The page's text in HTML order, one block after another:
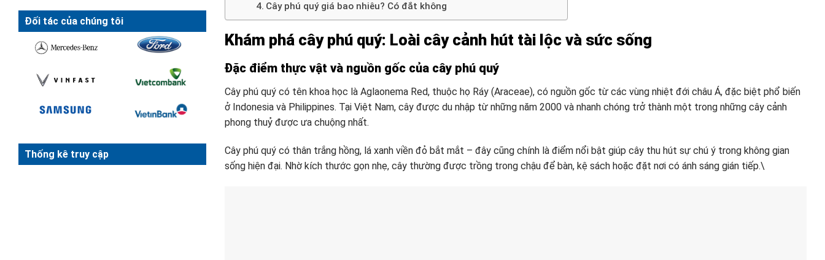
Đối tác của chúng tôi
Thống kê truy cập
Cây phú quý giá bao nhiêu? Có đắt không
Khám phá cây phú quý: Loài cây cảnh hút tài lộc và sức sống
Đặc điểm thực vật và nguồn gốc của cây phú quý
Cây phú quý có tên khoa học là Aglaonema Red, thuộc họ Ráy (Araceae), có nguồn gốc từ các vùng nhiệt đới châu Á, đặc biệt phổ biến
ở Indonesia và Philippines. Tại Việt Nam, cây được du nhập từ những năm 2000 và nhanh chóng trở thành một trong những cây cảnh
phong thuỷ được ưa chuộng nhất.
Cây phú quý có thân trắng hồng, lá xanh viền đỏ bắt mắt – đây cũng chính là điểm nổi bật giúp cây thu hút sự chú ý trong không gian
sống hiện đại. Nhờ kích thước gọn nhẹ, cây thường được trồng trong chậu để bàn, kệ sách hoặc đặt nơi có ánh sáng gián tiếp.\